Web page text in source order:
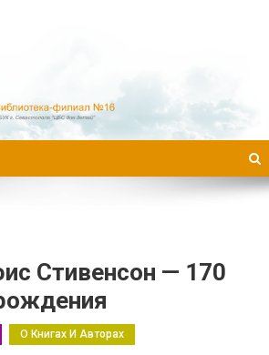
Стивенсон — 170
О Книгах И Авторах